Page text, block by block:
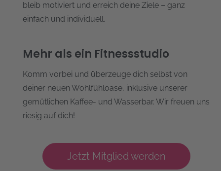
bleib motiviert und erreich deine Ziele – ganz
einfach und individuell.
Mehr als ein Fitnessstudio
Komm vorbei und überzeuge dich selbst von
deiner neuen Wohlfühloase, inklusive unserer
gemütlichen Kaffee- und Wasserbar. Wir freuen uns
riesig auf dich!
Jetzt Mitglied werden